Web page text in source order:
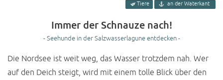
Tiere an der Waterkant
Immer der Schnauze nach!
- Seehunde in der Salzwasserlagune entdecken -
Die Nordsee ist weit weg, das Wasser trotzdem nah. Wer
auf den Deich steigt, wird mit einem tolle Blick über den